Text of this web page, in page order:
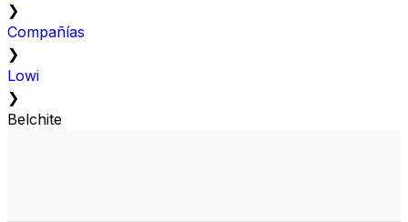
❯
Compañías
❯
Lowi
❯
Belchite